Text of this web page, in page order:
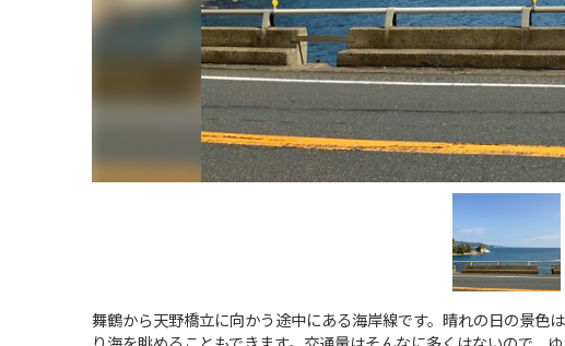
舞鶴から天野橋立に向かう途中にある海岸線です。晴れの日の景色